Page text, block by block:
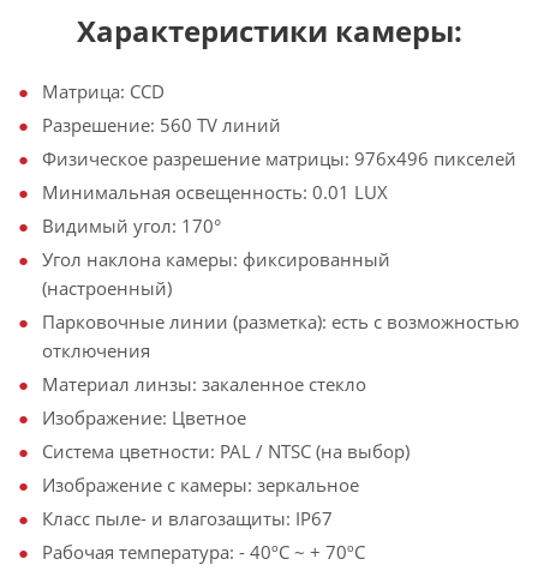
Характеристики камеры:
Матрица: CCD
Разрешение: 560 TV линий
Физическое разрешение матрицы: 976х496 пикселей
Минимальная освещенность: 0.01 LUX
Видимый угол: 170°
Угол наклона камеры: фиксированный
(настроенный)
Парковочные линии (разметка): есть с возможностью
отключения
Материал линзы: закаленное стекло
Изображение: Цветное
Система цветности: PAL / NTSC (на выбор)
Изображение с камеры: зеркальное
Класс пыле- и влагозащиты: IP67
Рабочая температура: - 40ºС ~ + 70ºС